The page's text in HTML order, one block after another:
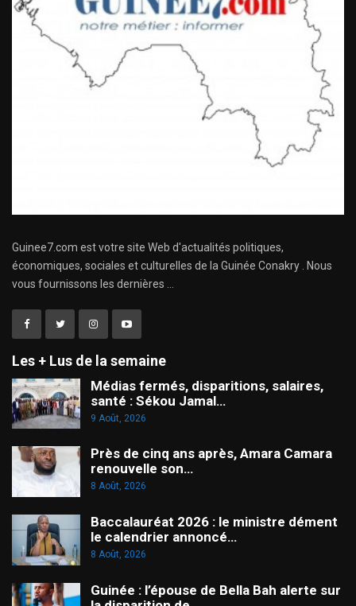
Guinee7.com est votre site Web d'actualités politiques,
économiques, sociales et culturelles de la Guinée Conakry . Nous
vous fournissons les dernières ...
Les + Lus de la semaine
Médias fermés, disparitions, salaires,
santé : Sékou Jamal…
9 Août, 2026
Près de cinq ans après, Amara Camara
renouvelle son…
8 Août, 2026
Baccalauréat 2026 : le ministre dément
le calendrier annoncé…
8 Août, 2026
Guinée : l’épouse de Bella Bah alerte sur